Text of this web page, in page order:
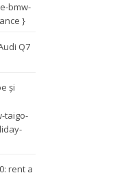
bmw-
}
Q7
și
taigo-
rent a